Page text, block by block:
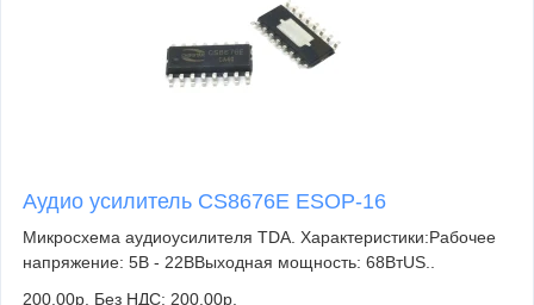
Аудио усилитель CS8676E ESOP-16
Микросхема аудиоусилителя TDA. Характеристики:Рабочее
напряжение: 5В - 22ВВыходная мощность: 68ВтUS..
200.00р. Без НДС: 200.00р.